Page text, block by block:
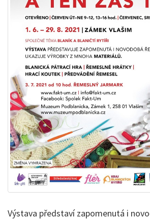
Výstava představí zapomenutá i